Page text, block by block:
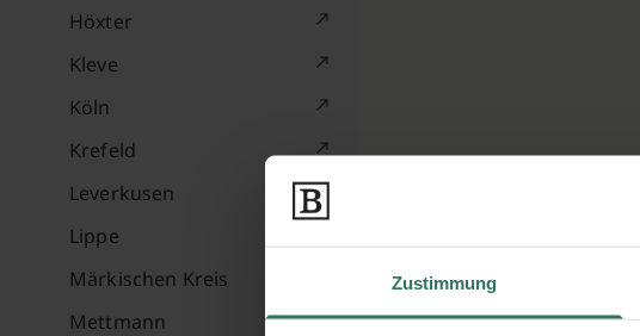
Zustimmung
Höxter
Kleve
Köln
Krefeld
Leverkusen
Lippe
Märkischen Kreis
Mettmann